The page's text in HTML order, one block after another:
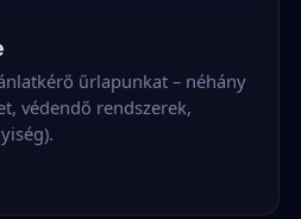
űrlapunkat – néhány
védendő rendszerek,